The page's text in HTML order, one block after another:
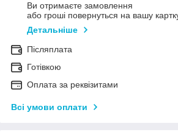
Ви отримаєте замовлення
або гроші повернуться на вашу
Детальніше
Післяплата
Готівкою
Оплата за реквізитами
Всі умови оплати